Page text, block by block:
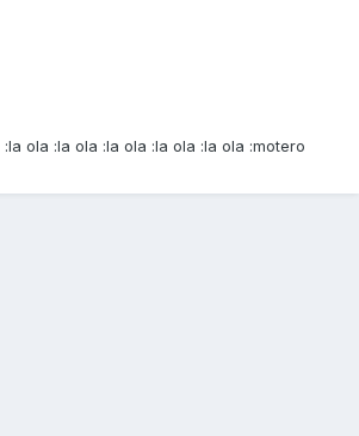
ola :la ola :la ola :la ola :la ola :motero